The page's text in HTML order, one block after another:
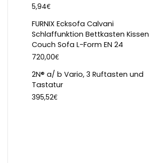
5,94€
FURNIX Ecksofa Calvani
Schlaffunktion Bettkasten Kissen
Couch Sofa L-Form EN 24
720,00€
2N® a/ b Vario, 3 Ruftasten und
Tastatur
395,52€